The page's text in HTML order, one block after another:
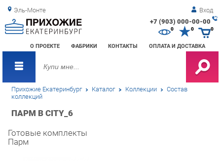
Эль-Монте Вход
+7 (903) 000-00-00
О ПРОЕКТЕ ФАБРИКИ КОНТАКТЫ ОПЛАТА И ДОСТАВКА
0 0
Прихожие Екатеринбург Каталог Коллекции Состав
коллекций
ПАРМ В CITY_6
Готовые комплекты
Парм